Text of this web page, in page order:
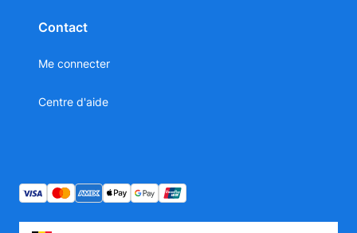
Contact
Me connecter
Centre d'aide